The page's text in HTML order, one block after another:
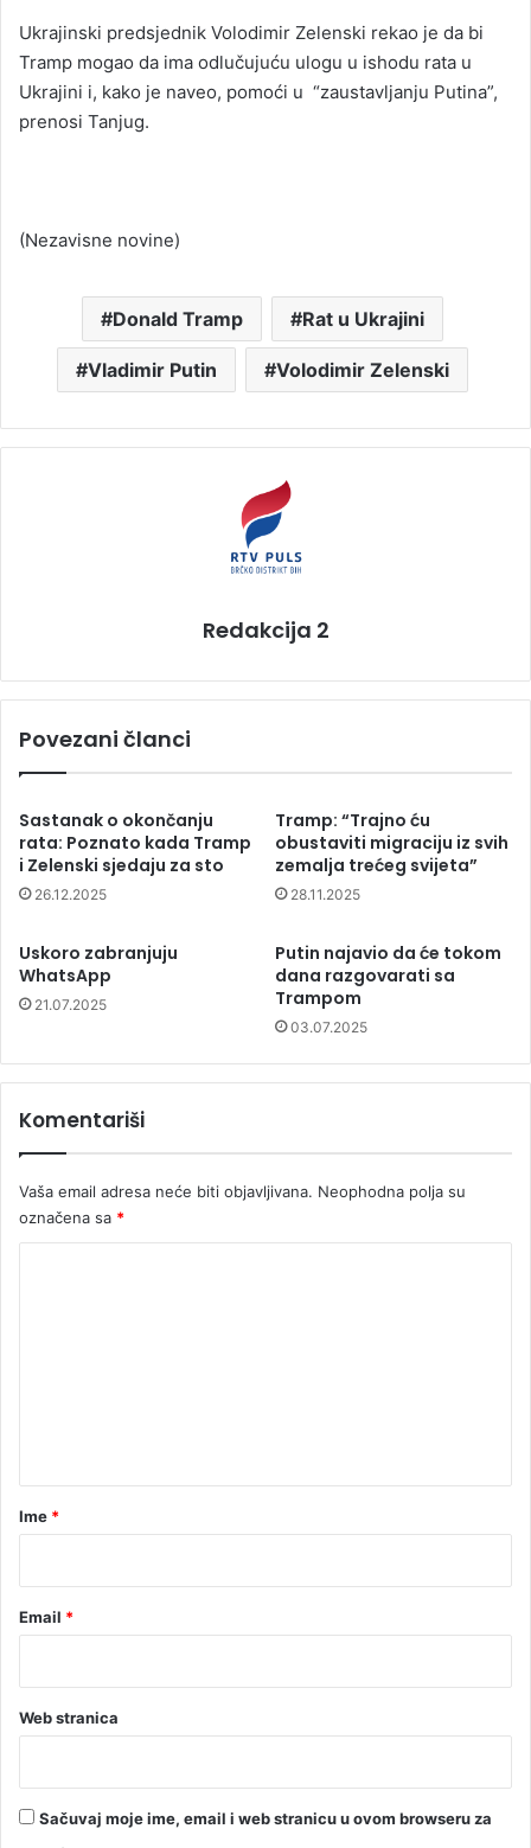
Ukrajinski predsjednik Volodimir Zelenski rekao je da bi
Tramp mogao da ima odlučujuću ulogu u ishodu rata u
Ukrajini i, kako je naveo, pomoći u “zaustavljanju Putina”,
prenosi Tanjug.
(Nezavisne novine)
Donald Tramp Rat u Ukrajini
Vladimir Putin Volodimir Zelenski
Redakcija 2
Povezani članci
Sastanak o okončanju
rata: Poznato kada Tramp
i Zelenski sjedaju za sto
26.12.2025
Tramp: “Trajno ću
obustaviti migraciju iz svih
zemalja trećeg svijeta”
28.11.2025
Uskoro zabranjuju
WhatsApp
21.07.2025
Putin najavio da će tokom
dana razgovarati sa
Trampom
03.07.2025
Komentariši
Vaša email adresa neće biti objavljivana. Neophodna polja su
označena sa *
rIme *
Email *
Web stranica
Sačuvaj moje ime, email i web stranicu u ovom browseru za